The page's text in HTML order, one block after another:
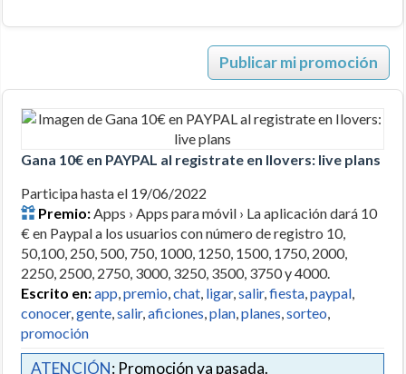
Publicar mi promoción
Gana 10€ en PAYPAL al registrate en Ilovers: live plans
Participa hasta el 19/06/2022
Premio:Apps › Apps para móvil › La aplicación dará 10
€ en Paypal a los usuarios con número de registro 10,
50,100, 250, 500, 750, 1000, 1250, 1500, 1750, 2000,
2250, 2500, 2750, 3000, 3250, 3500, 3750 y 4000.
Escrito en:app,premio,chat, ligar,salir,fiesta,paypal,
conocer,gente,salir,aficiones,plan,planes,sorteo,
promoción
ATENCIÓN: Promoción ya pasada.